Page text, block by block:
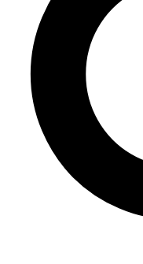
Упаковка для салатів
Одноразова упаковка ПП-
Одноразова упаковка для
Судки для їжі прозорі оптом
Паперовий стакан для супу